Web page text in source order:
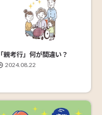
「親考行」何が間違い？
2024.08.22